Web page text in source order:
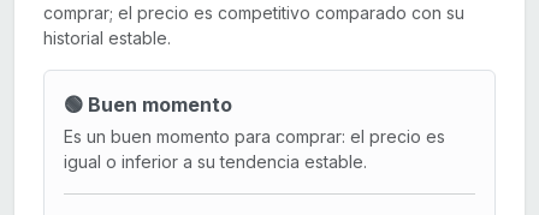
comprar; el precio es competitivo comparado con su
historial estable.
🟢 Buen momento
Es un buen momento para comprar: el precio es
igual o inferior a su tendencia estable.